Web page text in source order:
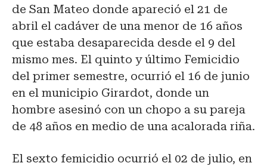
de San Mateo donde apareció el 21 de
abril el cadáver de una menor de 16 años
que estaba desaparecida desde el 9 del
mismo mes. El quinto y último Femicidio
del primer semestre, ocurrió el 16 de junio
en el municipio Girardot, donde un
hombre asesinó con un chopo a su pareja
de 48 años en medio de una acalorada riña.
El sexto femicidio ocurrió el 02 de julio, en